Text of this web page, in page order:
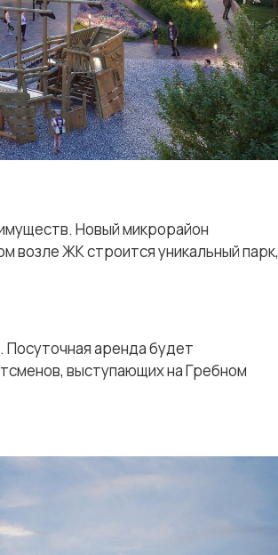
Новый микрорайон
возле ЖК строится уникальный парк,
аренда будет
выступающих на Гребном
ЖК
«Персона»
ЖК «Архитектор»